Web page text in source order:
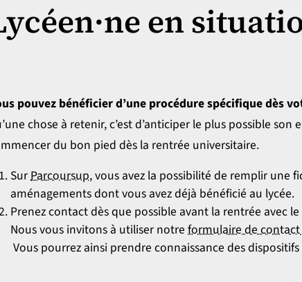
d’aides et de ressources
en
pouvez bénéficier d’une procédure spécifique dès
chose à retenir, c’est d’anticiper le plus possible
du bon pied dès la rentrée universitaire.
SurParcoursup, vous avez la possibilité de remplir une
aménagements dont vous avez déjà bénéficié au lycée.
Prenez contact dès que possible avant la rentrée avec
Nous vous invitons à utiliser notre formulaire de contact
Vous pourrez ainsi prendre connaissance des